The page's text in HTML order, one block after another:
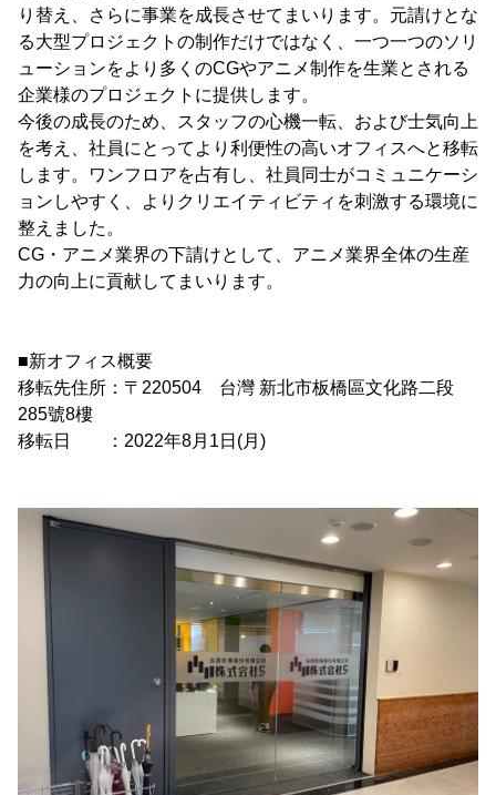
り替え、さらに事業を成長させてまいります。元請けとな
る大型プロジェクトの制作だけではなく、一つ一つのソリ
ューションをより多くのCGやアニメ制作を生業とされる
企業様のプロジェクトに提供します。
今後の成長のため、スタッフの心機一転、および士気向上
を考え、社員にとってより利便性の高いオフィスへと移転
します。ワンフロアを占有し、社員同士がコミュニケーシ
ョンしやすく、よりクリエイティビティを刺激する環境に
整えました。
CG・アニメ業界の下請けとして、アニメ業界全体の生産
力の向上に貢献してまいります。
■新オフィス概要
移転先住所：〒220504 台灣 新北市板橋區文化路二段
285號8樓
移転日 ：2022年8月1日(月)